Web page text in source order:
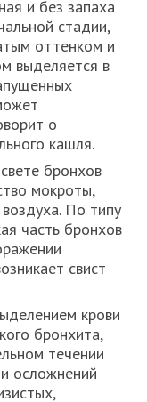
и без запаха
стадии,
оттенком и
выделяется в
о
кашля.
бронхов
мокроты,
По типу
часть бронхов
свист
крови
бронхита,
течении
осложнений